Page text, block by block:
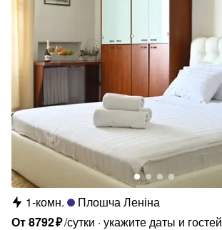
1-комн.
Плошча Леніна
От8792₽/сутки укажите даты и гостей